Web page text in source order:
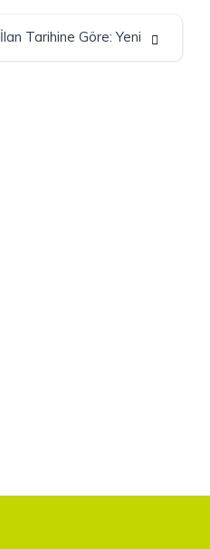
İlan Tarihine Göre: Yeni